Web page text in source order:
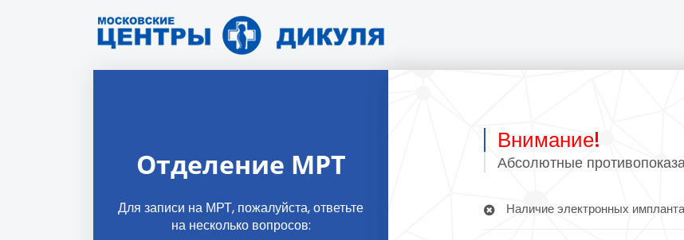
Отделение МРТ
Для записи на МРТ, пожалуйста, ответьте
на несколько вопросов:
Внимание!
Абсолютные
Наличие электронных